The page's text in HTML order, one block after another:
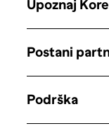
Upoznaj
Postani
Podrška